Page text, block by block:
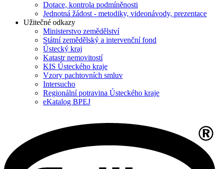
Dotace, kontrola podmíněnosti
Jednotná žádost - metodiky, videonávody, prezentace
Užitečné odkazy
Ministerstvo zemědělství
Státní zemědělský a intervenční fond
Ústecký kraj
Katastr nemovitostí
KIS Ústeckého kraje
Vzory pachtovních smluv
Intersucho
Regionální potravina Ústeckého kraje
eKatalog BPEJ